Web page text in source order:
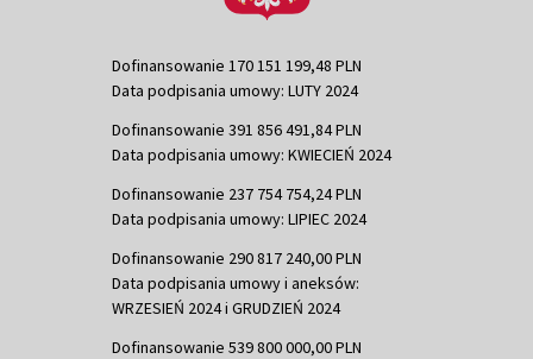
Dofinansowanie 170 151 199,48 PLN
Data podpisania umowy: LUTY 2024
Dofinansowanie 391 856 491,84 PLN
Data podpisania umowy: KWIECIEŃ 2024
Dofinansowanie 237 754 754,24 PLN
Data podpisania umowy: LIPIEC 2024
Dofinansowanie 290 817 240,00 PLN
Data podpisania umowy i aneksów:
WRZESIEŃ 2024 i GRUDZIEŃ 2024
Dofinansowanie 539 800 000,00 PLN